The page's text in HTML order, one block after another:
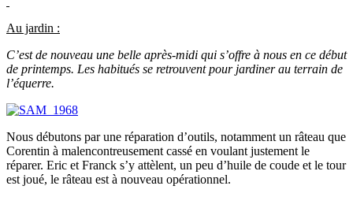
Au jardin :
C’est de nouveau une belle après-midi qui s’offre à nous en ce début
de printemps. Les habitués se retrouvent pour jardiner au terrain de
l’équerre.
Nous débutons par une réparation d’outils, notamment un râteau que
Corentin à malencontreusement cassé en voulant justement le
réparer. Eric et Franck s’y attèlent, un peu d’huile de coude et le tour
est joué, le râteau est à nouveau opérationnel.